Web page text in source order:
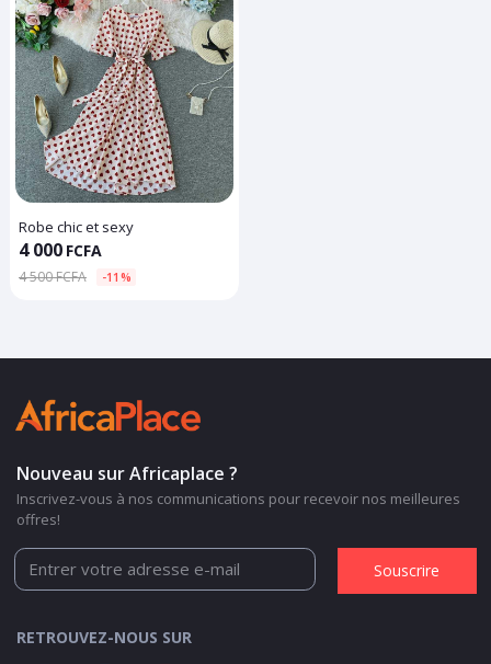
Robe chic et sexy
4 000 FCFA
4 500 FCFA -11%
Nouveau sur Africaplace ?
Inscrivez-vous à nos communications pour recevoir nos meilleures
offres!
Souscrire
RETROUVEZ-NOUS SUR